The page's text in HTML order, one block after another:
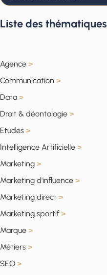
Liste des thématiques
Agence >
Communication >
Data >
Droit & déontologie >
Etudes >
Intelligence Artificielle >
Marketing >
Marketing d'influence >
Marketing direct >
Marketing sportif >
Marque >
Métiers >
SEO >